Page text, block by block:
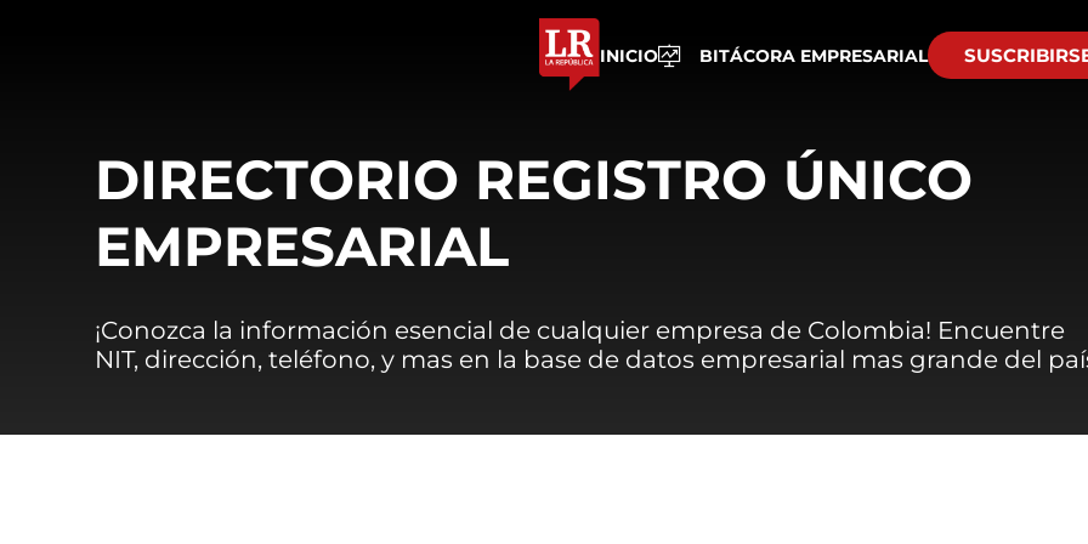
INICIO BITÁCORA EMPRESARIAL
DIRECTORIO REGISTRO ÚNICO
EMPRESARIAL
¡Conozca la información esencial de cualquier empresa de Colombia! Encuentre
NIT, dirección, teléfono, y mas en la base de datos empresarial mas grande del